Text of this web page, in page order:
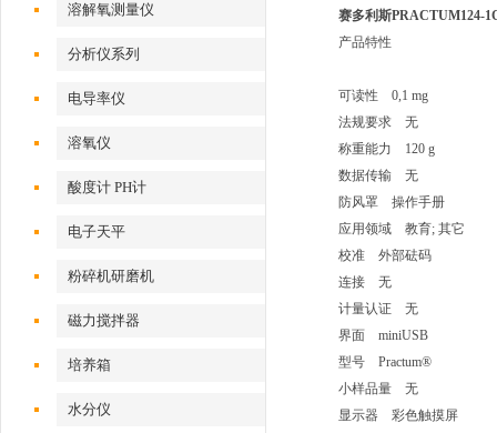
溶解氧测量仪
分析仪系列
电导率仪
溶氧仪
酸度计 PH计
电子天平
粉碎机研磨机
磁力搅拌器
培养箱
水分仪
赛多利斯PRACTUM124-
产品特性
可读性 0,1 mg
法规要求 无
称重能力 120 g
数据传输 无
防风罩 操作手册
应用领域 教育; 其它
校准 外部砝码
连接 无
计量认证 无
界面 miniUSB
型号 Practum®
小样品量 无
显示器 彩色触摸屏